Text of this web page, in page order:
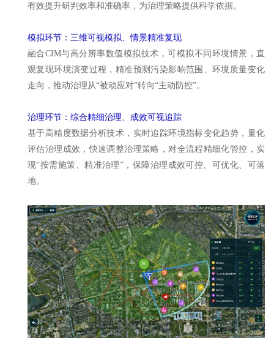
有效提升研判效率和准确率，为治理策略提供科学依据。
模拟环节：三维可视模拟、情景精准复现
融合CIM与高分辨率数值模拟技术，可模拟不同环境情景，直
观复现环境演变过程，精准预测污染影响范围、环境质量变化
走向，推动治理从“被动应对”转向“主动防控”。
治理环节：综合精细治理、成效可视追踪
基于高精度数据分析技术，实时追踪环境指标变化趋势，量化
评估治理成效，快速调整治理策略，对全流程精细化管控，实
现“按需施策、精准治理”，保障治理成效可控、可优化、可落
地。